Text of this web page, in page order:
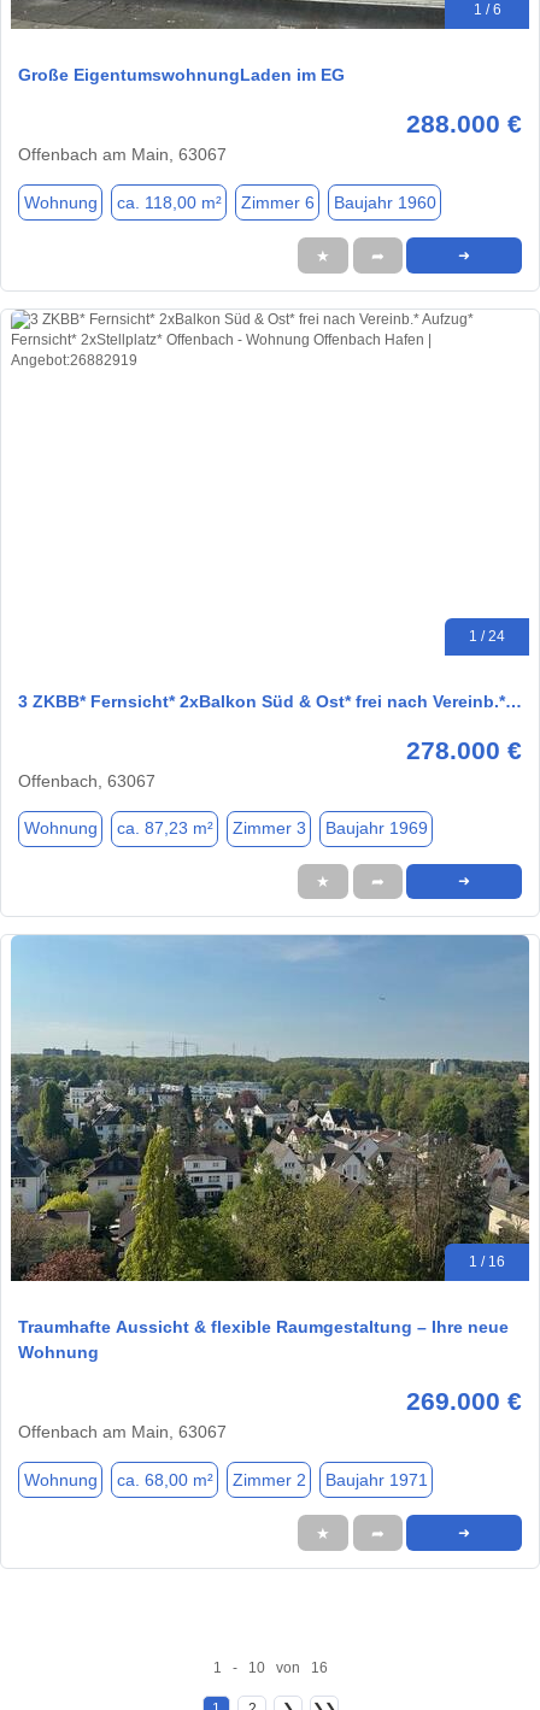
1 / 6
Große EigentumswohnungLaden im EG
288.000 €
Offenbach am Main, 63067
Wohnung ca. 118,00 m² Zimmer 6 Baujahr 1960
★ ➦ ➜
1 / 24
3 ZKBB* Fernsicht* 2xBalkon Süd & Ost* frei nach Vereinb.*…
278.000 €
Offenbach, 63067
Wohnung ca. 87,23 m² Zimmer 3 Baujahr 1969
★ ➦ ➜
1 / 16
Traumhafte Aussicht & flexible Raumgestaltung – Ihre neue
Wohnung
269.000 €
Offenbach am Main, 63067
Wohnung ca. 68,00 m² Zimmer 2 Baujahr 1971
★ ➦ ➜
1 - 10 von 16